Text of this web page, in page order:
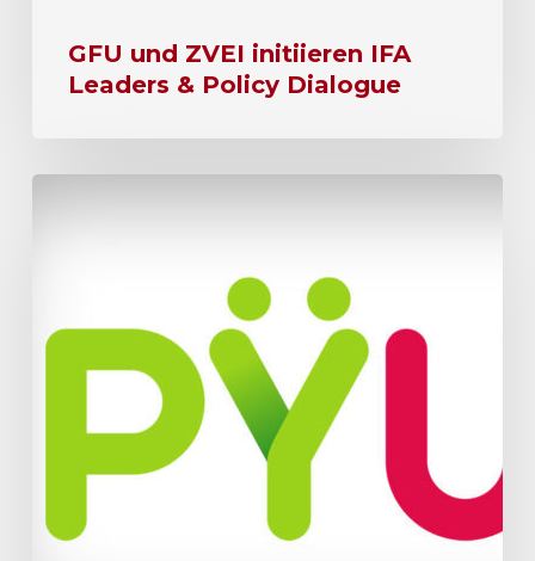
GFU und ZVEI initiieren IFA
Leaders & Policy Dialogue